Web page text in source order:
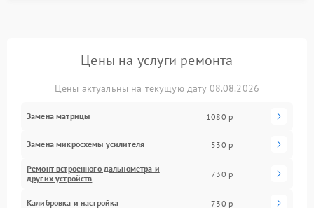
Цены на услуги ремонта
Цены актуальны на текущую дату 08.08.2026
Замена матрицы 1080 р
Замена микросхемы усилителя 530 р
Ремонт встроенного дальнометра и
других устройств
730 р
Калибровка и настройка 730 р